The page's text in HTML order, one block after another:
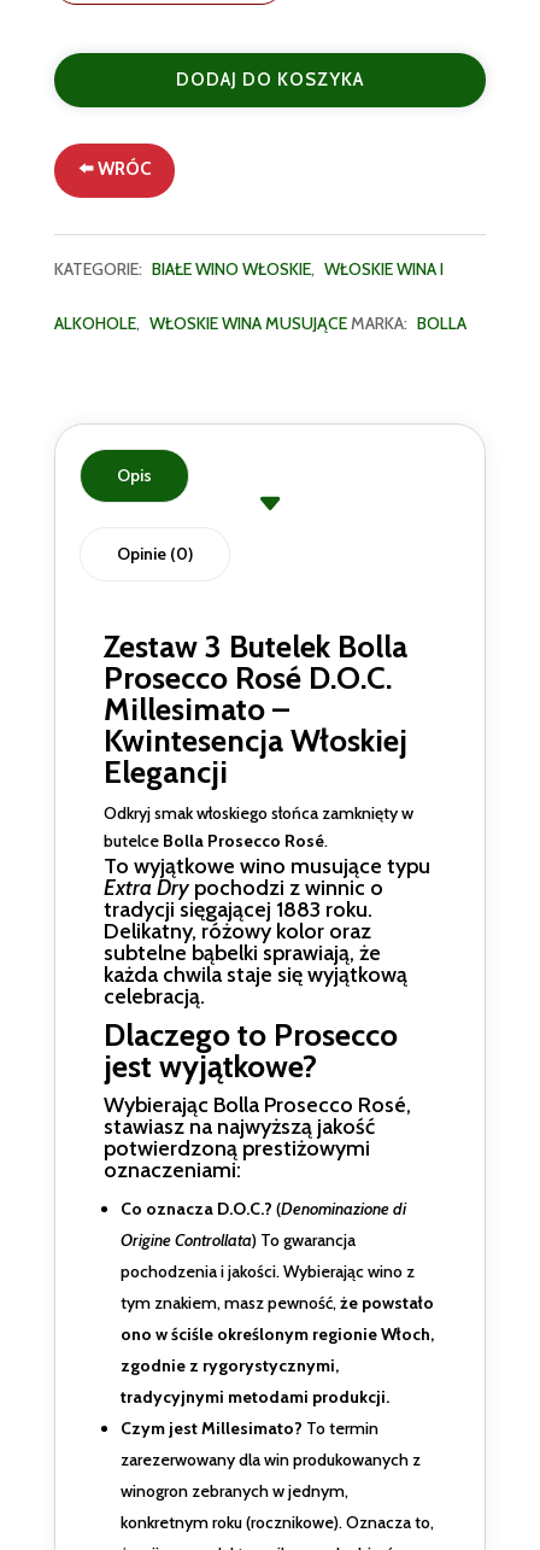
Zestaw
3
Bolla
Prosecco
D.O.C.
Millesimato
cl
typu
Extra
DODAJ DO KOSZYKA
⬅️ WRÓC
KATEGORIE: BIAŁE WINO WŁOSKIE, WŁOSKIE WINA I
ALKOHOLE, WŁOSKIE WINA MUSUJĄCEMARKA: BOLLA
Opis
Opinie (0)
Zestaw 3 Butelek Bolla
Prosecco Rosé D.O.C.
Millesimato –
Kwintesencja Włoskiej
Elegancji
Odkryj smak włoskiego słońca zamknięty w
butelce Bolla Prosecco Rosé.
To wyjątkowe wino musujące typu
Extra Drypochodzi z winnic o
tradycji sięgającej 1883 roku.
Delikatny, różowy kolor oraz
subtelne bąbelki sprawiają, że
każda chwila staje się wyjątkową
celebracją.
Dlaczego to Prosecco
jest wyjątkowe?
Wybierając Bolla Prosecco Rosé,
stawiasz na najwyższą jakość
potwierdzoną prestiżowymi
oznaczeniami:
Co oznacza D.O.C.? (Denominazione di
Origine Controllata) To gwarancja
pochodzenia i jakości. Wybierając wino z
tym znakiem, masz pewność,że powstało
ono w ściśle określonym regionie Włoch,
zgodnie z rygorystycznymi,
tradycyjnymi metodami produkcji.
Czym jest Millesimato? To termin
zarezerwowany dla win produkowanych z
winogron zebranych w jednym,
konkretnym roku (rocznikowe). Oznacza to,